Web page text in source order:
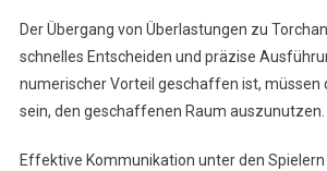
Der Übergang von Überlastungen zu
schnelles Entscheiden und präzise
numerischer Vorteil geschaffen ist, müssen
sein, den geschaffenen Raum auszunutzen.
Effektive Kommunikation unter den Spielern